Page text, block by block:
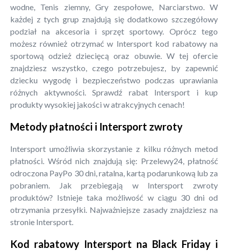
wodne, Tenis ziemny, Gry zespołowe, Narciarstwo. W
każdej z tych grup znajdują się dodatkowo szczegółowy
podział na akcesoria i sprzęt sportowy. Oprócz tego
możesz również otrzymać w Intersport kod rabatowy na
sportową odzież dziecięcą oraz obuwie. W tej ofercie
znajdziesz wszystko, czego potrzebujesz, by zapewnić
dziecku wygodę i bezpieczeństwo podczas uprawiania
różnych aktywności. Sprawdź rabat Intersport i kup
produkty wysokiej jakości w atrakcyjnych cenach!
Metody płatności i Intersport zwroty
Intersport umożliwia skorzystanie z kilku różnych metod
płatności. Wśród nich znajdują się: Przelewy24, płatność
odroczona PayPo 30 dni, ratalna, kartą podarunkową lub za
pobraniem. Jak przebiegają w Intersport zwroty
produktów? Istnieje taka możliwość w ciągu 30 dni od
otrzymania przesyłki. Najważniejsze zasady znajdziesz na
stronie Intersport.
Kod rabatowy Intersport na Black Friday i